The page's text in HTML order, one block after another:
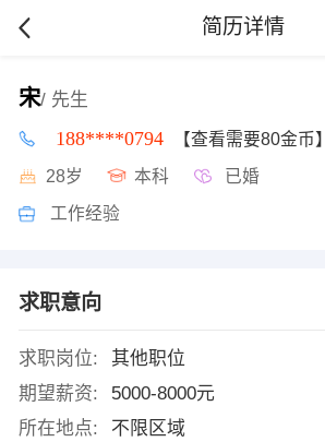
简历详情
宋/ 先生
188****0794 【查看需要80金币】
28岁 本科 已婚
工作经验
求职意向
求职岗位:
其他职位
期望薪资:
5000-8000元
所在地点:
不限区域